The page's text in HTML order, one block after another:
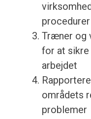
procedurer
Træner og
for at
arbejdet
områdets
problemer